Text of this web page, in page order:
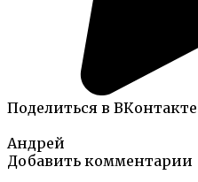
Поделиться в ВКонтакте
Андрей
Добавить комментарии